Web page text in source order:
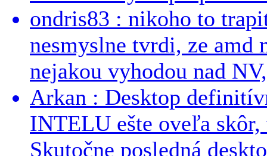
ondris83 : nikoho to
nesmyslne tvrdi, ze
nejakou vyhodou nad
Arkan : Desktop
INTELU ešte oveľa
Skutočne posledná